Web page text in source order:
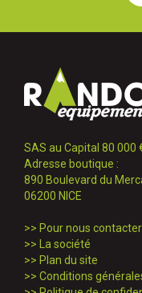
SAS au Capital 80 000
Adresse boutique :
890 Boulevard du
06200 NICE
>> Pour nous contacter
>> La société
>> Plan du site
>> Conditions